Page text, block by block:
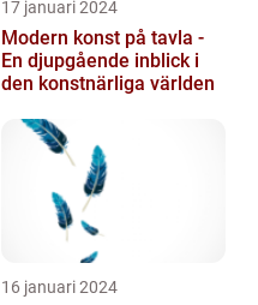
17 januari 2024
Modern konst på tavla -
En djupgående inblick i
den konstnärliga världen
16 januari 2024